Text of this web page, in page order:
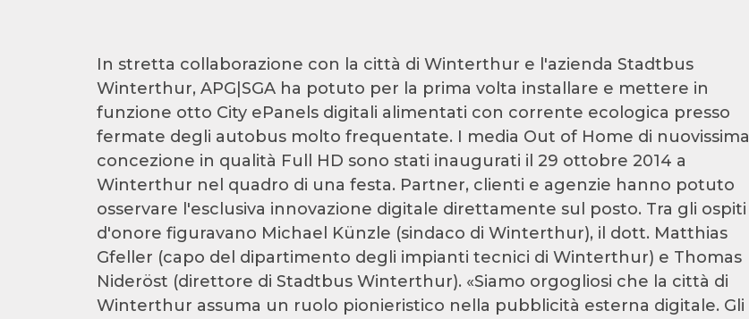
In stretta collaborazione con la città di Winterthur e l'azienda Stadtbus
Winterthur, APG|SGA ha potuto per la prima volta installare e mettere in
funzione otto City ePanels digitali alimentati con corrente ecologica presso
fermate degli autobus molto frequentate. I media Out of Home di nuovissima
concezione in qualità Full HD sono stati inaugurati il 29 ottobre 2014 a
Winterthur nel quadro di una festa. Partner, clienti e agenzie hanno potuto
osservare l'esclusiva innovazione digitale direttamente sul posto. Tra gli ospiti
d'onore figuravano Michael Künzle (sindaco di Winterthur), il dott. Matthias
Gfeller (capo del dipartimento degli impianti tecnici di Winterthur) e Thomas
Nideröst (direttore di Stadtbus Winterthur). «Siamo orgogliosi che la città di
Winterthur assuma un ruolo pionieristico nella pubblicità esterna digitale. Gli